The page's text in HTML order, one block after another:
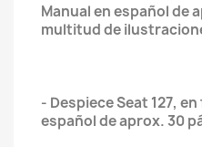
Manual en español de
multitud de
- Despiece Seat 127,
español de aprox. 30